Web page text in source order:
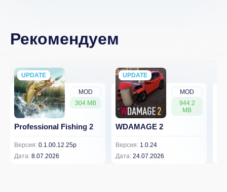
Рекомендуем
MOD
304 MB
UPDATE
NEW
Professional Fishing 2
Версия: 0.1.00.12.25p
Дата: 8.07.2026
MOD
944.2
MB
UPDATE
NEW
WDAMAGE 2
Версия: 1.0.24
Дата: 24.07.2026